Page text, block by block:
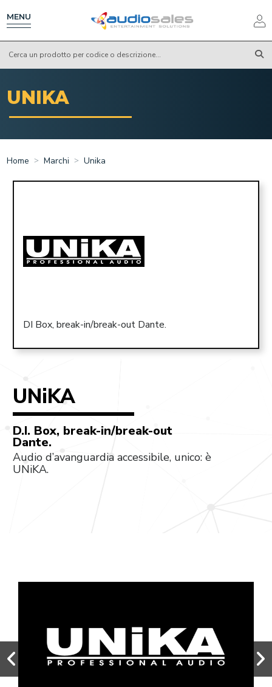
contenuto
principale
MENU
UNIKA
Home Marchi Unika
DI Box, break-in/break-out Dante.
UNiKA
D.I. Box, break-in/break-out
Dante.
Audio d’avanguardia accessibile, unico: è
UNiKA.